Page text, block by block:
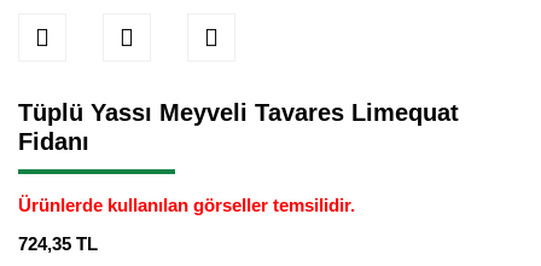
Tüplü Yassı Meyveli Tavares Limequat
Fidanı
Ürünlerde kullanılan görseller temsilidir.
724,35 TL